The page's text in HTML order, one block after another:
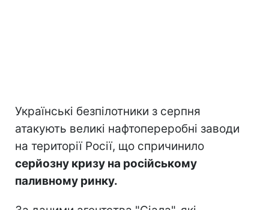
Українські безпілотники з серпня
атакують великі нафтопереробні заводи
на території Росії, що спричинило
серйозну кризу на російському
паливному ринку.